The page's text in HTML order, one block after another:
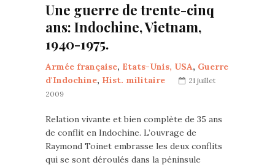
Une guerre de trente-cinq
ans: Indochine, Vietnam,
1940-1975.
Armée française, Etats-Unis, USA, Guerre
d'Indochine, Hist. militaire
21 juillet
2009
Relation vivante et bien complète de 35 ans
de conflit en Indochine. L’ouvrage de
Raymond Toinet embrasse les deux conflits
qui se sont déroulés dans la péninsule